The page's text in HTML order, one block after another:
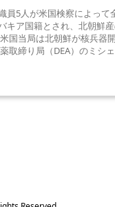
員5人が米国検察によっ
キア国籍とされ、北朝鮮
国当局は北朝鮮が核兵
取締り局（DEA）のミシ